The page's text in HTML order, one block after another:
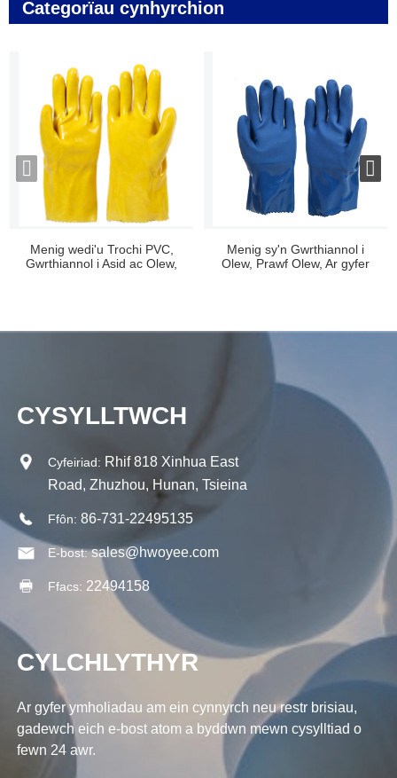
Categorïau cynhyrchion
Menig wedi'u Trochi PVC,
Gwrthiannol i Asid ac Olew,
Menig sy'n Gwrthiannol i
Olew, Prawf Olew, Ar gyfer
CYSYLLTWCH
Cyfeiriad: Rhif 818 Xinhua East
Road, Zhuzhou, Hunan, Tsieina
Ffôn: 86-731-22495135
E-bost: sales@hwoyee.com
Ffacs: 22494158
CYLCHLYTHYR
Ar gyfer ymholiadau am ein cynnyrch neu restr brisiau,
gadewch eich e-bost atom a byddwn mewn cysylltiad o
fewn 24 awr.